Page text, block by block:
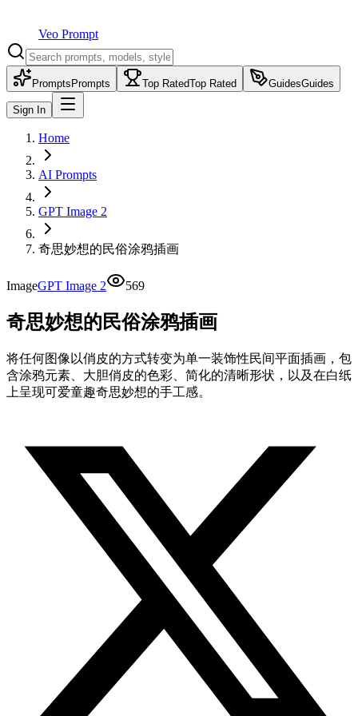
Veo Prompt
Prompts Prompts Top RatedTop Rated GuidesGuides
Sign In
Home
AI Prompts
GPT Image 2
奇思妙想的民俗涂鸦插画
ImageGPT Image 2 569
奇思妙想的民俗涂鸦插画
将任何图像以俏皮的方式转变为单一装饰性民间平面插画，包
含涂鸦元素、大胆俏皮的色彩、简化的清晰形状，以及在白纸
上呈现可爱童趣奇思妙想的手工感。